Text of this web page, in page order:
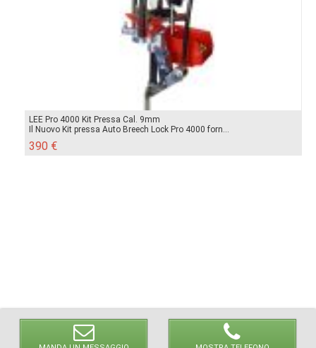
LEE Pro 4000 Kit Pressa Cal. 9mm
Il Nuovo Kit pressa Auto Breech Lock Pro 4000 forn...
390 €